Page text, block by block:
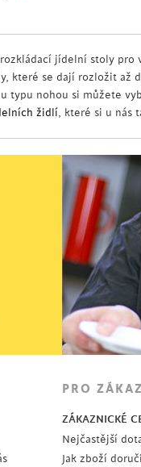
jídelní stoly pro
které se dají rozložit až
typu nohou si můžete
židlí, které si u nás
PRO
ZÁKAZNICKÉ
Nejčastější
Jak zboží